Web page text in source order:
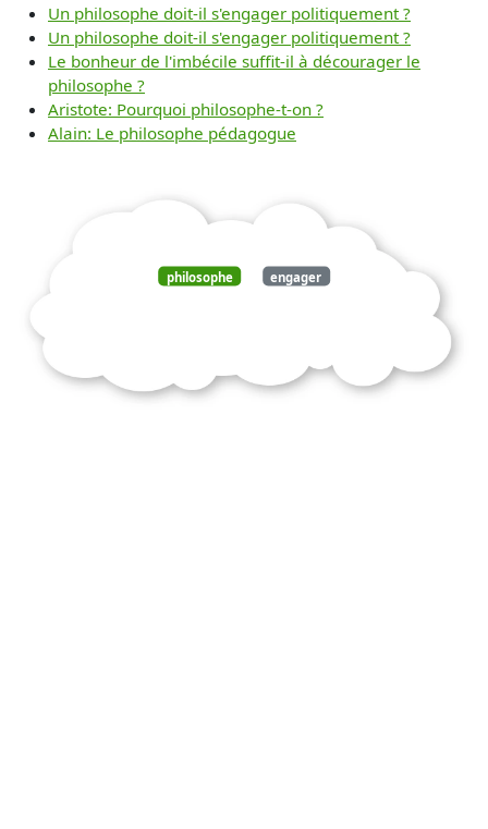
Un philosophe doit-il s'engager politiquement ?
Un philosophe doit-il s'engager politiquement ?
Le bonheur de l'imbécile suffit-il à décourager le
philosophe ?
Aristote: Pourquoi philosophe-t-on ?
Alain: Le philosophe pédagogue
philosophe engager